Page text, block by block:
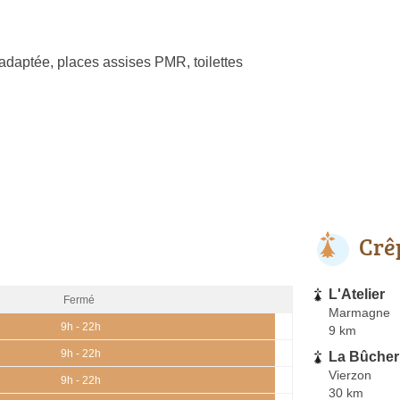
places assises PMR, toilettes
Fermé
9h - 22h
9h - 22h
9h - 22h
L'Atelier
Marmagne
9 km
La
Vierzon
30 km